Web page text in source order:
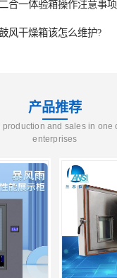
合一体验箱操作注意事项
风干燥箱该怎么维护?
产品推荐
production and sales in one
enterprises